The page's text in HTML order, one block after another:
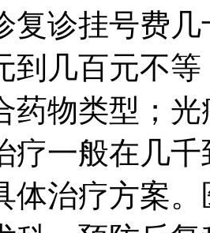
复诊挂号费
到几百元不
药物类型；
疗一般在几
体治疗方案